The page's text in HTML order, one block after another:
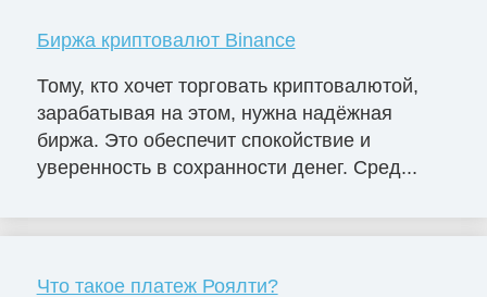
Биржа криптовалют Binance
Тому, кто хочет торговать криптовалютой,
зарабатывая на этом, нужна надёжная
биржа. Это обеспечит спокойствие и
уверенность в сохранности денег. Сред...
Что такое платеж Роялти?